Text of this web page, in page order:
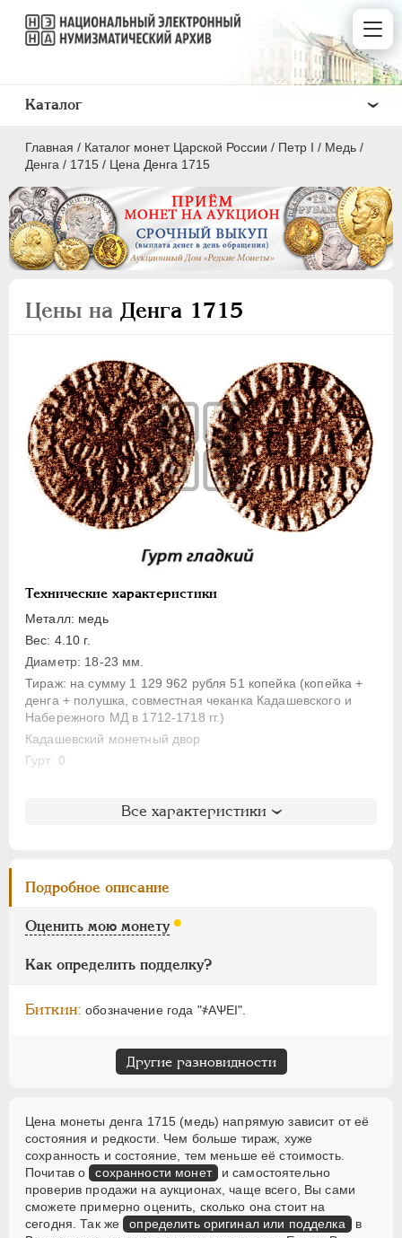
Главная / Каталог монет Царской России / Пeтр I / Медь /
Денга / 1715 / Цена Денга 1715
Цены на Денга 1715
Технические характеристики
Металл: медь
Вес: 4.10 г.
Диаметр: 18-23 мм.
Тираж: на сумму 1 129 962 рубля 51 копейка (копейка +
денга + полушка, совместная чеканка Кадашевского и
Набережного МД в 1712-1718 гг.)
Кадашевский монетный двор
Гурт: 0
Уздеников: 2358
Семёнов: не вошла в описание
Брекке: не вошла в описание
Все характеристики
Подробное описание
Оценить мою монету
Как определить подделку?
Биткин: обозначение года "҂АѰЕI".
Другие разновидности
Цена монеты денга 1715 (медь) напрямую зависит от её
состояния и редкости. Чем больше тираж, хуже
сохранность и состояние, тем меньше её стоимость.
Почитав о сохранности монет и самостоятельно
проверив продажи на аукционах, чаще всего, Вы сами
сможете примерно оценить, сколько она стоит на
сегодня. Так же определить оригинал или подделка в
Каталог
ПEТР I 1699 - 1725
Серебро
5 копеек
1 копейка
Денга
Полушка
Полполушки
Пробные
Для Речи Посполитой
Монетовидные жетоны
ЕКАТЕРИНА I 1725-1727
ПЕТР II 1727-1729
АННА ИОАННОВНА
ИОАНН АНТОНОВИЧ 1740-1741
ЕЛИЗАВЕТА 1741-1762
ПЕТР III
1762-1762
ЕКАТЕРИНА II
1801-1825
АЛЕКСАНДР III
ВРЕМЕННОЕ ПРАВ. 1917-1918
ИНОСТРАННЫЕ
1768-1918